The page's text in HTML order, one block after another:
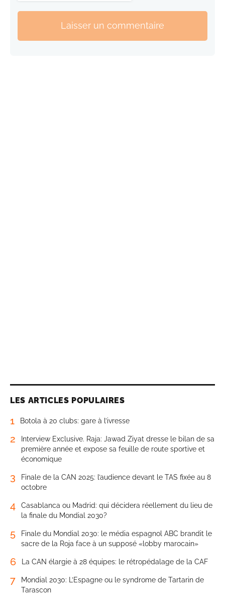
Laisser un commentaire
LES ARTICLES POPULAIRES
1 Botola à 20 clubs: gare à l’ivresse
2
Interview Exclusive. Raja: Jawad Ziyat dresse le bilan de sa
première année et expose sa feuille de route sportive et
économique
3
Finale de la CAN 2025: l’audience devant le TAS fixée au 8
octobre
4
Casablanca ou Madrid: qui décidera réellement du lieu de
la finale du Mondial 2030?
5
Finale du Mondial 2030: le média espagnol ABC brandit le
sacre de la Roja face à un supposé «lobby marocain»
6 La CAN élargie à 28 équipes: le rétropédalage de la CAF
7
Mondial 2030: L’Espagne ou le syndrome de Tartarin de
Tarascon